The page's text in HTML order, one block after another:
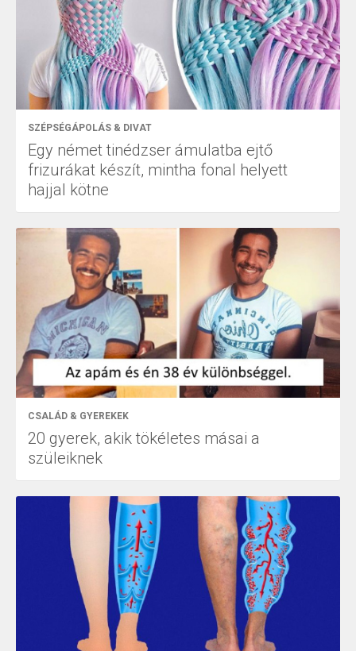
SZÉPSÉGÁPOLÁS & DIVAT
Egy német tinédzser ámulatba ejtő
frizurákat készít, mintha fonal helyett
hajjal kötne
CSALÁD & GYEREKEK
20 gyerek, akik tökéletes másai a
szüleiknek